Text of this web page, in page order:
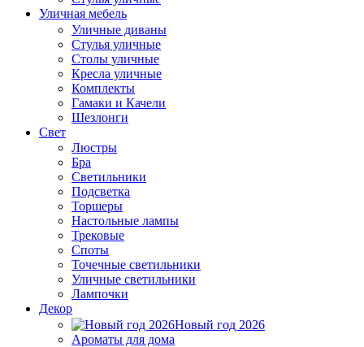
Уличная мебель
Уличные диваны
Стулья уличные
Столы уличные
Кресла уличные
Комплекты
Гамаки и Качели
Шезлонги
Свет
Люстры
Бра
Светильники
Подсветка
Торшеры
Настольные лампы
Трековые
Споты
Точечные светильники
Уличные светильники
Лампочки
Декор
Новый год 2026
Ароматы для дома